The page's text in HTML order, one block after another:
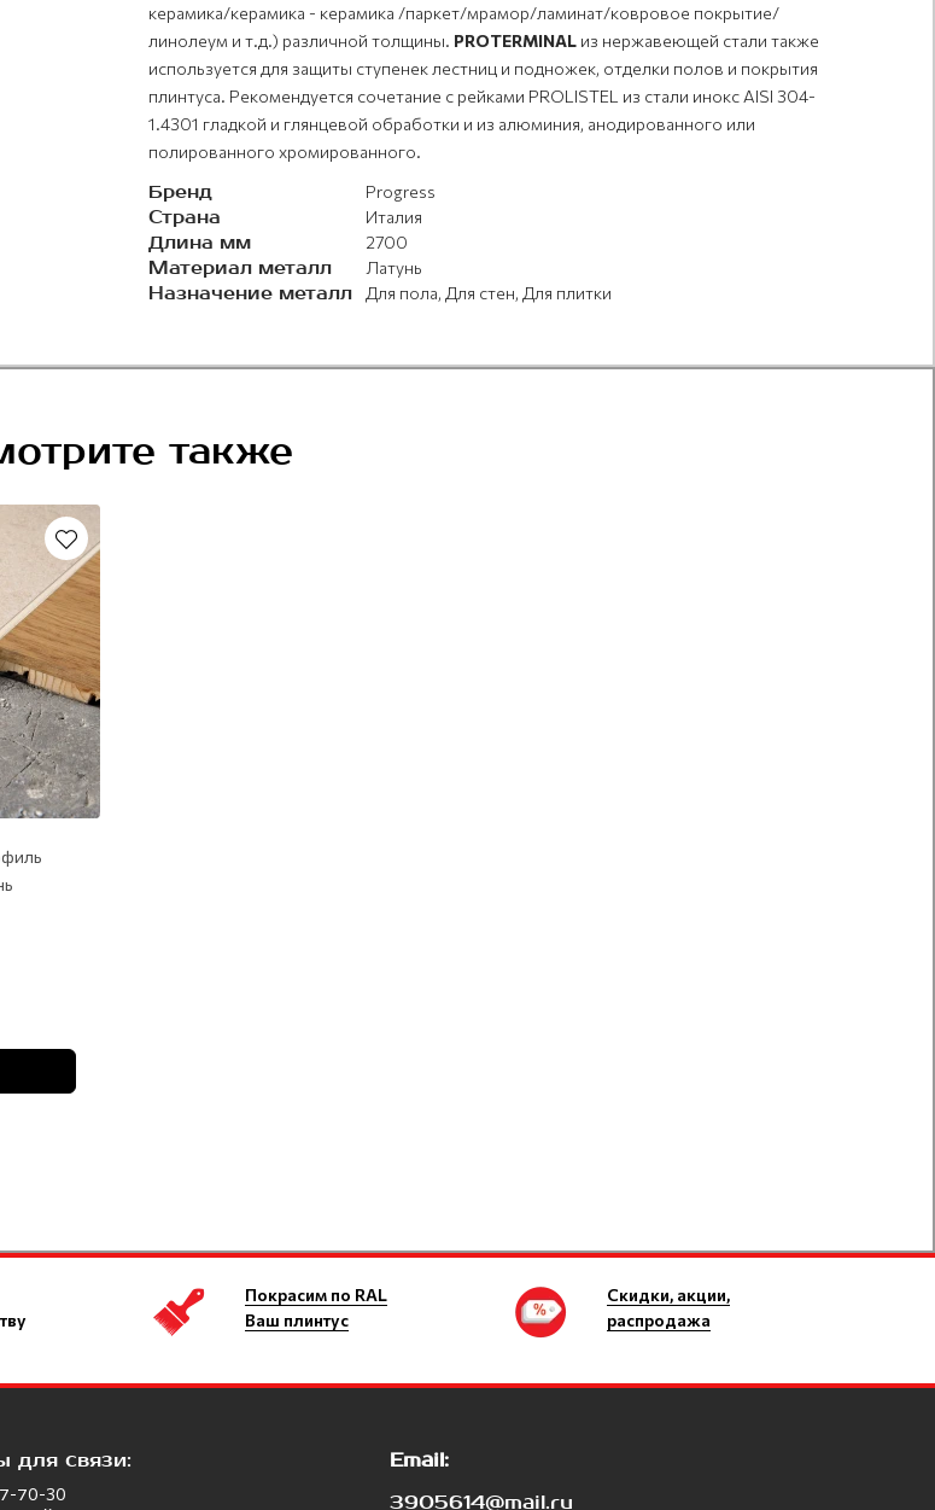
керамика/керамика - керамика /паркет/мрамор/ламинат/ковровое покрытие/
линолеум и т.д.) различной толщины. PROTERMINAL из нержавеющей стали также
используется для защиты ступенек лестниц и подножек, отделки полов и покрытия
плинтуса. Рекомендуется сочетание с рейками PROLISTEL из стали инокс AISI 304-
1.4301 гладкой и глянцевой обработки и из алюминия, анодированного или
полированного хромированного.
Бренд Progress
Страна Италия
Длина мм 2700
Материал металл Латунь
Назначение металл Для пола, Для стен, Для плитки
также
Покрасим по RAL
Ваш плинтус
Скидки, акции,
распродажа
для связи:
70-30
Email:
3905614@mail.ru